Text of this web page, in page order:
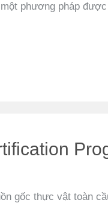
phương pháp
gốc thực vật toàn